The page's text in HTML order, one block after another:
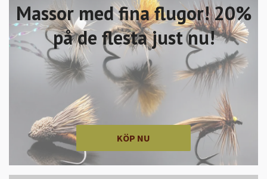
Massor med fina flugor! 20%
på de flesta just nu!
KÖP NU